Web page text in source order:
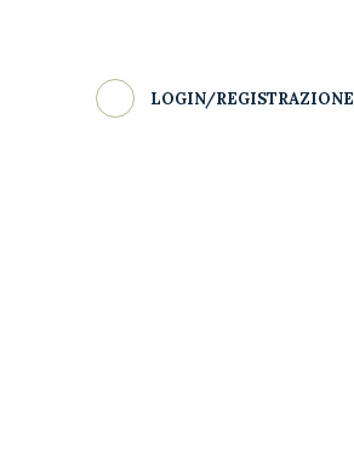
LOGIN/REGISTRAZIONE